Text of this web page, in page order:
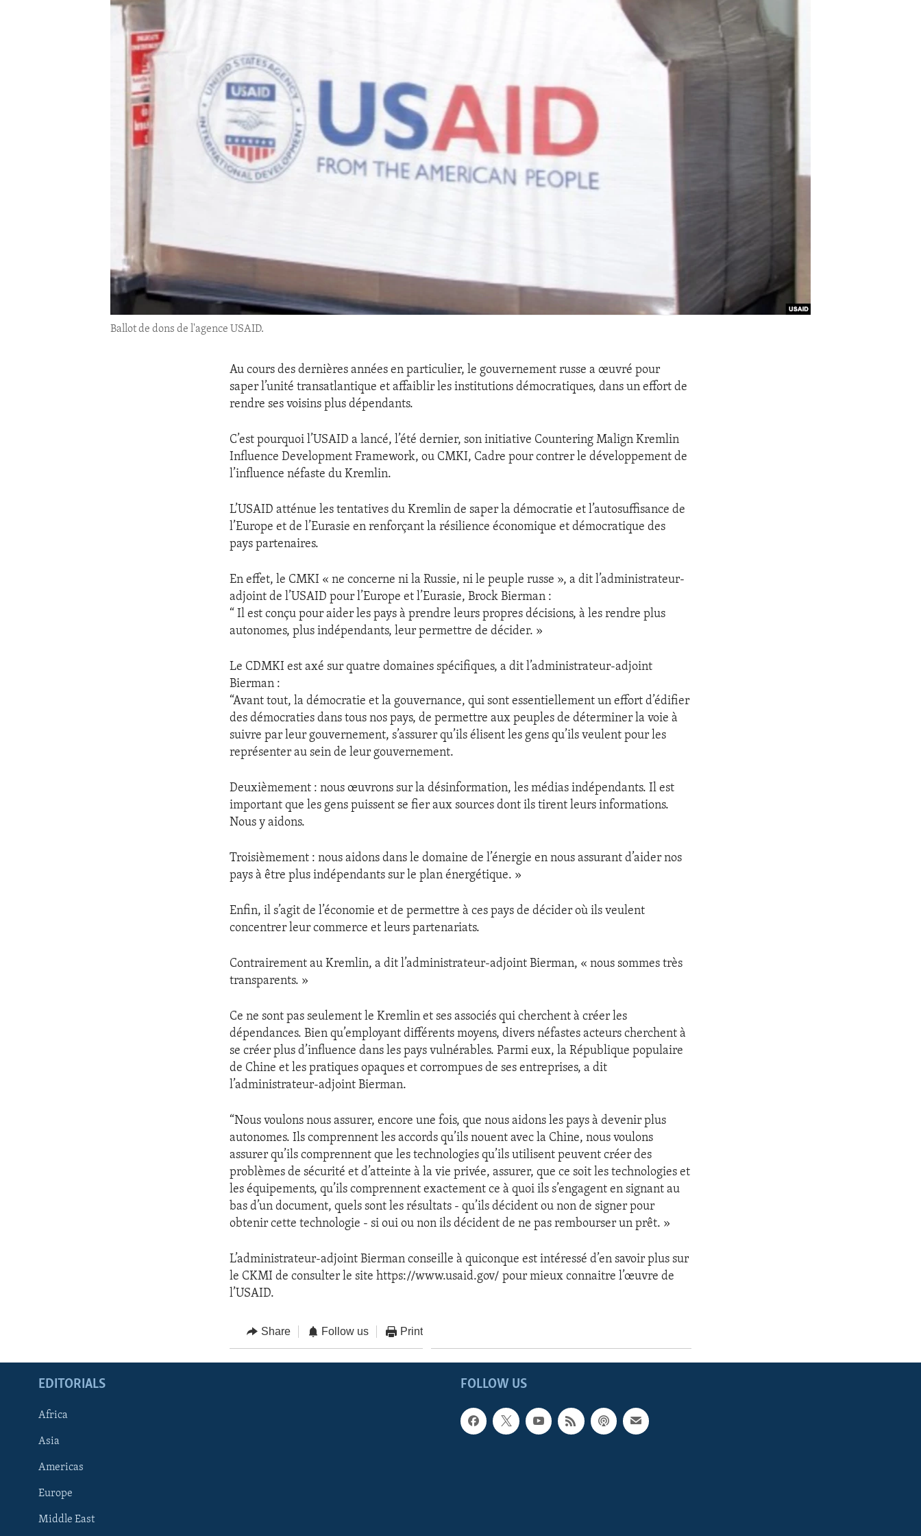
IDEALS AND INSTITUTIONS
Ballot de dons de l'agence USAID.
Au cours des dernières années en particulier, le gouvernement russe a œuvré pour
saper l’unité transatlantique et affaiblir les institutions démocratiques, dans un effort de
rendre ses voisins plus dépendants.
C’est pourquoi l’USAID a lancé, l’été dernier, son initiative Countering Malign Kremlin
Influence Development Framework, ou CMKI, Cadre pour contrer le développement de
l’influence néfaste du Kremlin.
L’USAID atténue les tentatives du Kremlin de saper la démocratie et l’autosuffisance de
l’Europe et de l’Eurasie en renforçant la résilience économique et démocratique des
pays partenaires.
En effet, le CMKI « ne concerne ni la Russie, ni le peuple russe », a dit l’administrateur-
adjoint de l’USAID pour l’Europe et l’Eurasie, Brock Bierman :
“ Il est conçu pour aider les pays à prendre leurs propres décisions, à les rendre plus
autonomes, plus indépendants, leur permettre de décider. »
Le CDMKI est axé sur quatre domaines spécifiques, a dit l’administrateur-adjoint
Bierman :
“Avant tout, la démocratie et la gouvernance, qui sont essentiellement un effort d’édifier
des démocraties dans tous nos pays, de permettre aux peuples de déterminer la voie à
suivre par leur gouvernement, s’assurer qu’ils élisent les gens qu’ils veulent pour les
représenter au sein de leur gouvernement.
Deuxièmement : nous œuvrons sur la désinformation, les médias indépendants. Il est
important que les gens puissent se fier aux sources dont ils tirent leurs informations.
Nous y aidons.
Troisièmement : nous aidons dans le domaine de l’énergie en nous assurant d’aider nos
pays à être plus indépendants sur le plan énergétique. »
Enfin, il s’agit de l’économie et de permettre à ces pays de décider où ils veulent
concentrer leur commerce et leurs partenariats.
Contrairement au Kremlin, a dit l’administrateur-adjoint Bierman, « nous sommes très
transparents. »
Ce ne sont pas seulement le Kremlin et ses associés qui cherchent à créer les
dépendances. Bien qu’employant différents moyens, divers néfastes acteurs cherchent à
se créer plus d’influence dans les pays vulnérables. Parmi eux, la République populaire
de Chine et les pratiques opaques et corrompues de ses entreprises, a dit
l’administrateur-adjoint Bierman.
“Nous voulons nous assurer, encore une fois, que nous aidons les pays à devenir plus
autonomes. Ils comprennent les accords qu’ils nouent avec la Chine, nous voulons
assurer qu’ils comprennent que les technologies qu’ils utilisent peuvent créer des
problèmes de sécurité et d’atteinte à la vie privée, assurer, que ce soit les technologies et
les équipements, qu’ils comprennent exactement ce à quoi ils s’engagent en signant au
bas d’un document, quels sont les résultats - qu’ils décident ou non de signer pour
obtenir cette technologie - si oui ou non ils décident de ne pas rembourser un prêt. »
L’administrateur-adjoint Bierman conseille à quiconque est intéressé d’en savoir plus sur
le CKMI de consulter le site https://www.usaid.gov/ pour mieux connaitre l’œuvre de
l’USAID.
Share Follow us Print
FOLLOW US
EDITORIALS
Africa
Asia
Americas
Europe
Middle East